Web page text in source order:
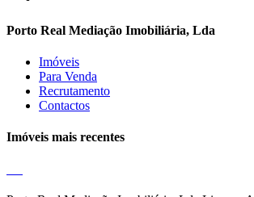
Porto Real Mediação Imobiliária, Lda
Imóveis
Para Venda
Recrutamento
Contactos
Imóveis mais recentes